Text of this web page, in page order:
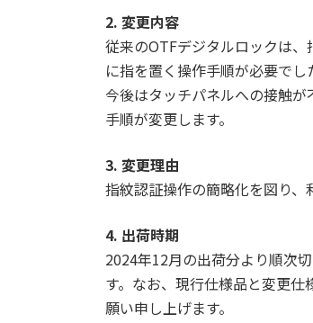
2. 変更内容
従来のOTFデジタルロックは
に指を置く操作手順が必要でし
今後はタッチパネルへの接触
手順が変更します。
3. 変更理由
指紋認証操作の簡略化を図り、
4. 出荷時期
2024年12月の出荷分より順次
す。なお、現行仕様品と変更
願い申し上げます。